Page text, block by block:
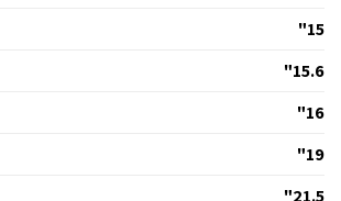
15"
15.6"
16"
19"
21.5"